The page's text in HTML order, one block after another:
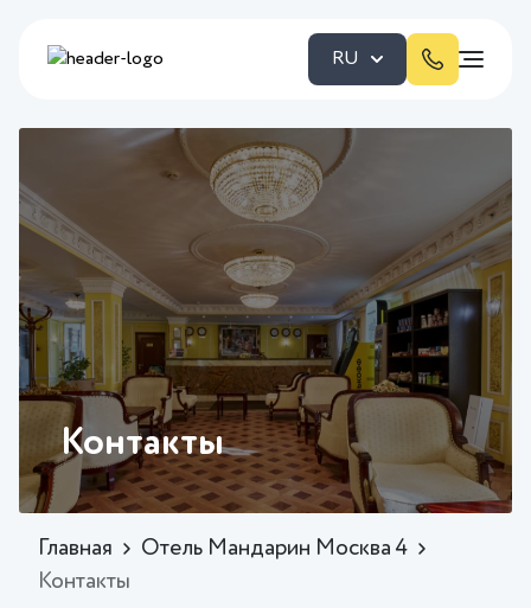
RU
Контакты
Главная
Отель Мандарин Москва 4
Контакты